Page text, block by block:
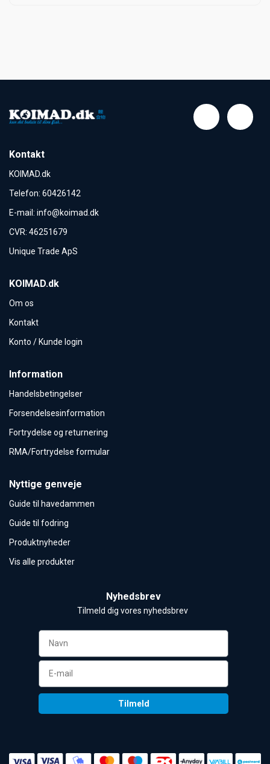
Kontakt
KOIMAD.dk
Telefon: 60426142
E-mail : info@koimad.dk
CVR: 46251679
Unique Trade ApS
KOIMAD.dk
Om os
Kontakt
Konto / Kunde login
Information
Handelsbetingelser
Forsendelsesinformation
Fortrydelse og returnering
RMA/Fortrydelse formular
Nyttige genveje
Guide til havedammen
Guide til fodring
Produktnyheder
Vis alle produkter
Nyhedsbrev
Tilmeld dig vores nyhedsbrev
Tilmeld